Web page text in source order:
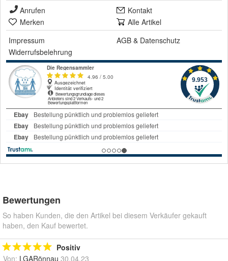
Anrufen
Kontakt
Merken
Alle Artikel
Impressum
AGB & Datenschutz
Widerrufsbelehrung
Bewertungen
So haben Kunden, die den Artikel bei diesem Verkäufer gekauft
haben, den Kauf bewertet.
Positiv
Von: LGARönnau 30.04.23